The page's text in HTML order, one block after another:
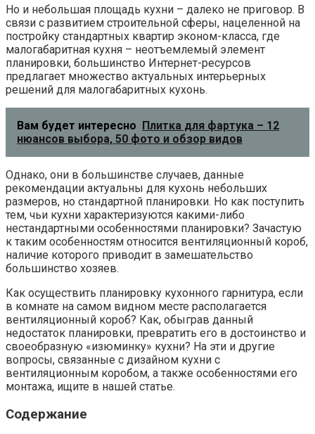
Но и небольшая площадь кухни – далеко не приговор. В
связи с развитием строительной сферы, нацеленной на
постройку стандартных квартир эконом-класса, где
малогабаритная кухня – неотъемлемый элемент
планировки, большинство Интернет-ресурсов
предлагает множество актуальных интерьерных
решений для малогабаритных кухонь.
Вам будет интересно Плитка для фартука – 12
нюансов выбора, 50 фото и обзор видов
Однако, они в большинстве случаев, данные
рекомендации актуальны для кухонь небольших
размеров, но стандартной планировки. Но как поступить
тем, чьи кухни характеризуются какими-либо
нестандартными особенностями планировки? Зачастую
к таким особенностям относится вентиляционный короб,
наличие которого приводит в замешательство
большинство хозяев.
Как осуществить планировку кухонного гарнитура, если
в комнате на самом видном месте располагается
вентиляционный короб? Как, обыграв данный
недостаток планировки, превратить его в достоинство и
своеобразную «изюминку» кухни? На эти и другие
вопросы, связанные с дизайном кухни с
вентиляционным коробом, а также особенностями его
монтажа, ищите в нашей статье.
Содержание